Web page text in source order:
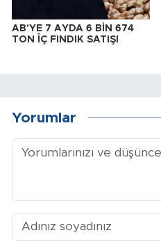
AB'YE 7 AYDA 6 BİN 674
TON ÎÇ FINDIK SATIŞI
Yorumlar